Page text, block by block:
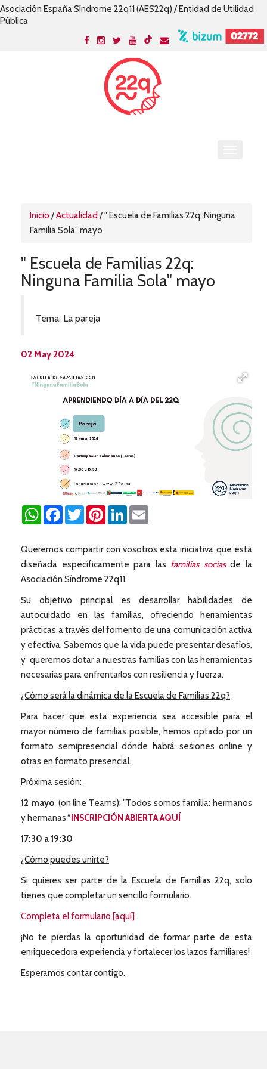
Asociación España Síndrome 22q11 (AES22q) / Entidad de Utilidad
Pública
Inicio /Actualidad /" Escuela de Familias 22q: Ninguna
Familia Sola" mayo
" Escuela de Familias 22q:
Ninguna Familia Sola" mayo
Tema: La pareja
02 May 2024
WhatsAppFacebookTwitterPinterestLinkedIn
Queremos compartir con vosotros esta iniciativa que está
diseñada específicamente para las familias socias de la
Asociación Síndrome 22q11.
Su objetivo principal es desarrollar habilidades de
autocuidado en las familias, ofreciendo herramientas
prácticas a través del fomento de una comunicación activa
y efectiva. Sabemos que la vida puede presentar desafíos,
y queremos dotar a nuestras familias con las herramientas
necesarias para enfrentarlos con resiliencia y fuerza.
¿Cómo será la dinámica de la Escuela de Familias 22q?
Para hacer que esta experiencia sea accesible para el
mayor número de familias posible, hemos optado por un
formato semipresencial dónde habrá sesiones online y
otras en formato presencial.
Próxima sesión:
12 mayo (on line Teams): "Todos somos familia: hermanos
y hermanas" INSCRIPCIÓN ABIERTA AQUÍ
17:30 a 19:30
¿Cómo puedes unirte?
Si quieres ser parte de la Escuela de Familias 22q, solo
tienes que completar un sencillo formulario.
Completa el formulario [aquí]
¡No te pierdas la oportunidad de formar parte de esta
enriquecedora experiencia y fortalecer los lazos familiares!
Esperamos contar contigo.